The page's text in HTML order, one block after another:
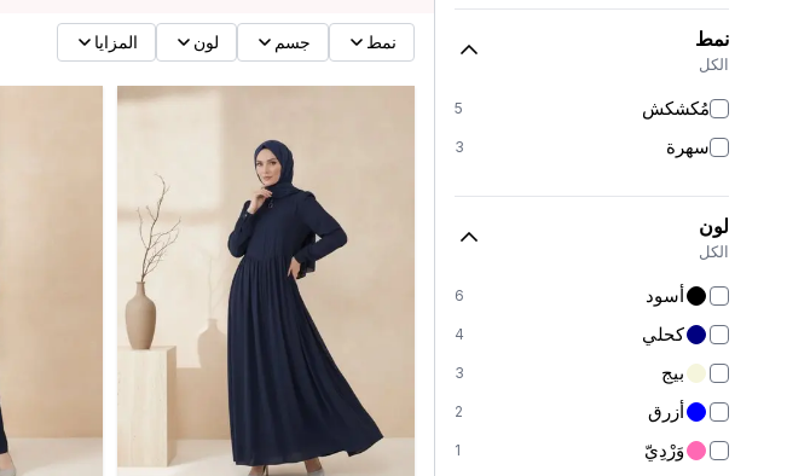
نمط
الكل
مُكشكش 5
سهرة 3
لون
الكل
أسود 6
كحلي 4
بيج 3
أزرق 2
وَرْدِيّ 1
نمط جسم لون المزايا